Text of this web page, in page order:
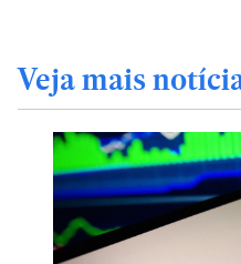
Veja mais